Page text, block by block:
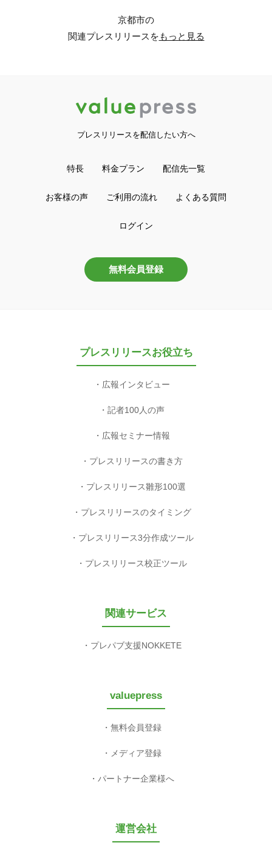
京都市の
関連プレスリリースをもっと見る
プレスリリースを配信したい方へ
特長 料金プラン 配信先一覧
お客様の声 ご利用の流れ よくある質問
ログイン
無料会員登録
プレスリリースお役立ち
広報インタビュー
記者100人の声
広報セミナー情報
プレスリリースの書き方
プレスリリース雛形100選
プレスリリースのタイミング
プレスリリース3分作成ツール
プレスリリース校正ツール
関連サービス
プレパブ支援NOKKETE
valuepress
無料会員登録
メディア登録
パートナー企業様へ
運営会社